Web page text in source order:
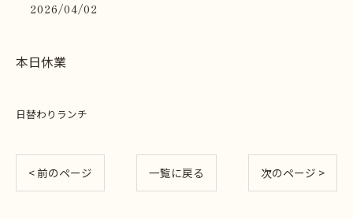
2026/04/02
本日休業
日替わりランチ
< 前のページ 一覧に戻る 次のページ >